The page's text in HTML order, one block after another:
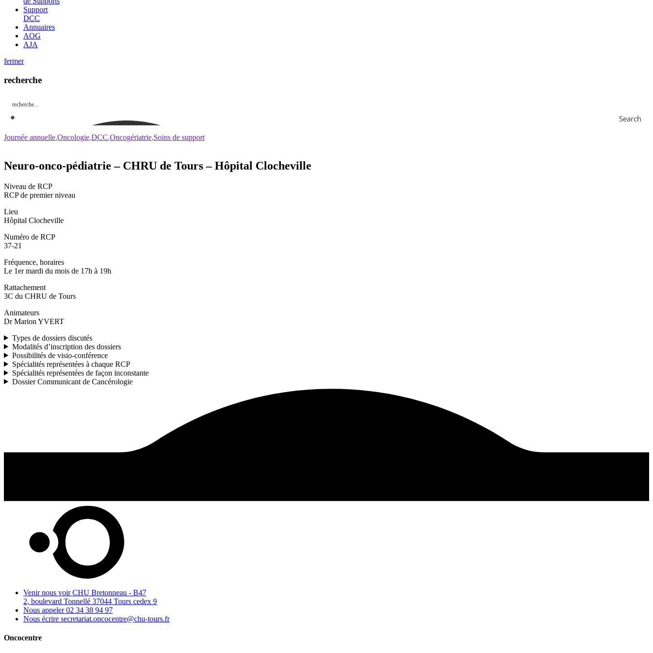
Support
DCC
Annuaires
AOG
AJA
fermer
recherche
Search
Journée annuelle Oncologie DCC Oncogériatrie Soins de support
Neuro-onco-pédiatrie – CHRU de Tours – Hôpital Clocheville
Niveau de RCP
RCP de premier niveau
Lieu
Hôpital Clocheville
Numéro de RCP
37-21
Fréquence, horaires
Le 1er mardi du mois de 17h à 19h
Rattachement
3C du CHRU de Tours
Animateurs
Dr Marion YVERT
Types de dossiers discutés
Modalités d’inscription des dossiers
Possibilités de visio-conférence
Spécialités représentées à chaque RCP
Spécialités représentées de façon inconstante
Dossier Communicant de Cancérologie
Venir nous voir CHU Bretonneau - B47
2, boulevard Tonnellé 37044 Tours cedex 9
Nous appeler 02 34 38 94 97
Nous écrire secretariat.oncocentre@chu-tours.fr
Oncocentre